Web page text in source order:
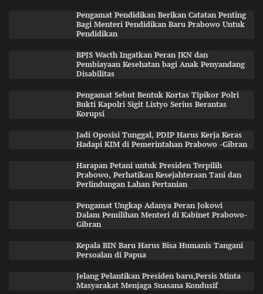
Pengamat Pendidikan Berikan Catatan Penting
Bagi Menteri Pendidikan Baru Prabowo Untuk
Pendidikan
BPJS Wacth Ingatkan Peran JKN dan
Pembiayaan Kesehatan bagi Anak Penyandang
Disabilitas
Pengamat Sebut Bentuk Kortas Tipikor Polri
Bukti Kapolri Sigit Listyo Serius Berantas
Korupsi
Jadi Oposisi Tunggal, PDIP Harus Kerja Keras
Hadapi KIM di Pemerintahan Prabowo -Gibran
Harapan Petani untuk Presiden Terpilih
Prabowo, Perhatikan Kesejahteraan Tani dan
Perlindungan Lahan Pertanian
Pengamat Ungkap Adanya Peran Jokowi
Dalam Pemilihan Menteri di Kabinet Prabowo-
Gibran
Kepala BIN Baru Harus Bisa Humanis Tangani
Persoalan di Papua
Jelang Pelantikan Presiden baru,Persis Minta
Masyarakat Menjaga Suasana Kondusif